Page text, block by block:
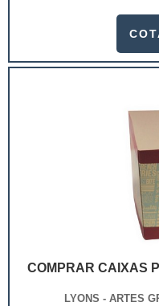
endomarketing, por
divulgação nada mais
COMPRAR CAIXAS
LYONS - ARTES